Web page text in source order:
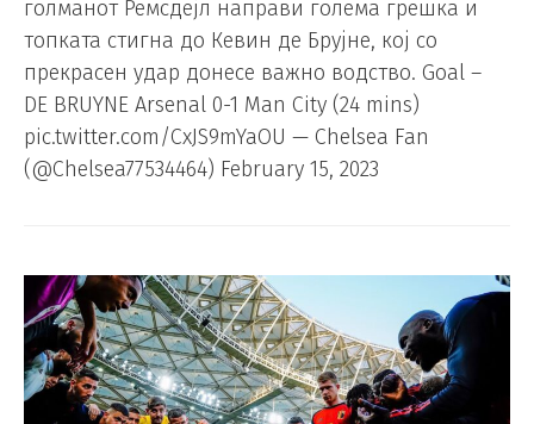
голманот Ремсдејл направи голема грешка и
топката стигна до Кевин де Брујне, кој со
прекрасен удар донесе важно водство. Goal –
DE BRUYNE Arsenal 0-1 Man City (24 mins)
pic.twitter.com/CxJS9mYaOU — Chelsea Fan
(@Chelsea77534464) February 15, 2023